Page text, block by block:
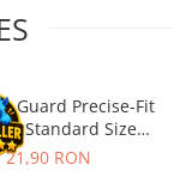
Guard Precise-Fit
Standard Size
(100)
21,90 RON